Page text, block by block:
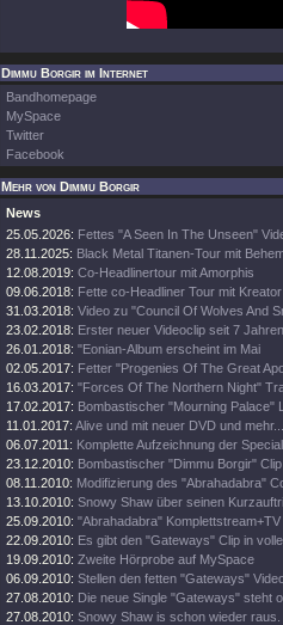
Dimmu Borgir im Internet
Bandhomepage
MySpace
Twitter
Facebook
Mehr von Dimmu Borgir
News
25.05.2026: Fettes "A Seen In The Unseen"
28.11.2025: Black Metal Titanen-Tour mit
12.08.2019: Co-Headlinertour mit Amorphis
09.06.2018: Fette co-Headliner Tour mit
31.03.2018: Video zu "Council Of Wolves And
23.02.2018: Erster neuer Videoclip seit 7
26.01.2018: "Eonian-Album erscheint im Mai
02.05.2017: Fetter "Progenies Of The Great
16.03.2017: "Forces Of The Northern Night"
17.02.2017: Bombastischer "Mourning Palace"
11.01.2017: Alive und mit neuer DVD und mehr...
06.07.2011: Komplette Aufzeichnung der
23.12.2010: Bombastischer "Dimmu Borgir"
08.11.2010: Modifizierung des "Abrahadabra"
13.10.2010: Snowy Shaw über seinen
25.09.2010: "Abrahadabra" Komplettstream+TV
22.09.2010: Es gibt den "Gateways" Clip in
19.09.2010: Zweite Hörprobe auf MySpace
06.09.2010: Stellen den fetten "Gateways"
27.08.2010: Die neue Single "Gateways" steht
27.08.2010: Snowy Shaw is schon wieder raus.